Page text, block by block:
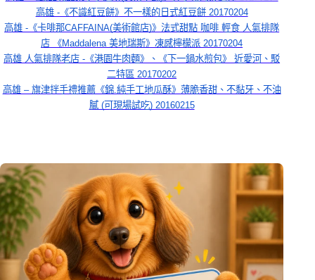
高雄 -《不識紅豆餅》不一樣的日式紅豆餅 20170204
高雄 -《卡啡那CAFFAINA(美術館店)》法式甜點 咖啡 輕食 人氣排隊
店 《Maddalena 美地瑞斯》凍感檸檬派 20170204
高雄 人氣排隊老店 -《港園牛肉麵》、《下一鍋水煎包》 近愛河、駁
二特區 20170202
高雄 – 旗津拌手禮推薦《錦.純手工地瓜酥》薄脆香甜、不黏牙、不油
膩 (可現場試吃) 20160215